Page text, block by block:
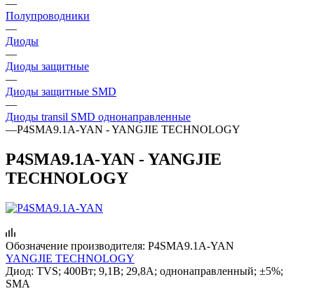
—
Полупроводники
—
Диоды
—
Диоды защитные
—
Диоды защитные SMD
—
Диоды transil SMD однонаправленные
—P4SMA9.1A-YAN - YANGJIE TECHNOLOGY
P4SMA9.1A-YAN - YANGJIE
TECHNOLOGY
Обозначение производителя: P4SMA9.1A-YAN
YANGJIE TECHNOLOGY
Диод: TVS; 400Вт; 9,1В; 29,8А; однонаправленный; ±5%;
SMA